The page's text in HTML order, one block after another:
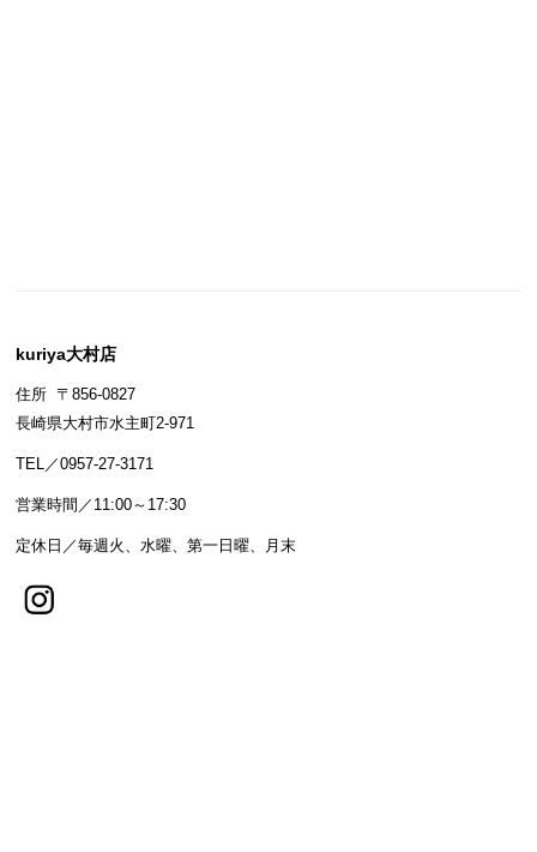
kuriya大村店
住所 〒856-0827
長崎県大村市水主町2-971
TEL／0957-27-3171
営業時間／11:00～17:30
定休日／毎週火、水曜、第一日曜、月末